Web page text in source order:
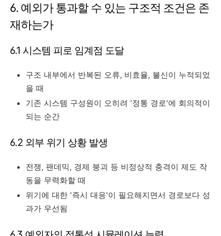
6. 예외가 통과할 수 있는 구조적 조건은 존
재하는가
6.1 시스템 피로 임계점 도달
구조 내부에서 반복된 오류, 비효율, 불신이 누적되었
을 때
기존 시스템 구성원이 오히려 '정통 경로'에 회의적이
되는 순간
6.2 외부 위기 상황 발생
전쟁, 팬데믹, 경제 붕괴 등 비정상적 충격이 제도 작
동을 무력화할 때
위기에 대한 '즉시 대응'이 필요해지면서 경로보다 성
과가 우선됨